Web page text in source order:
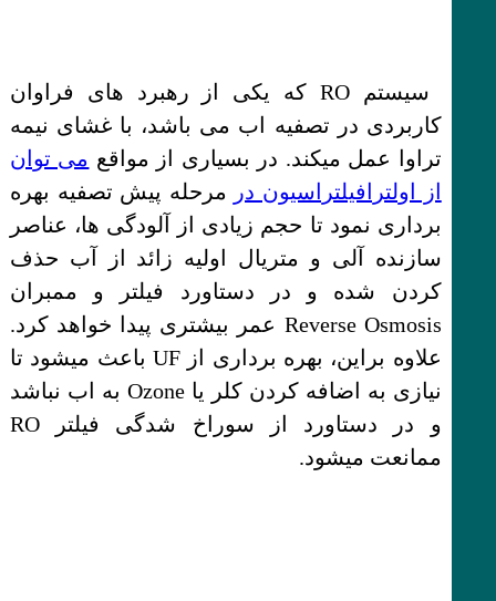
سیستم RO که یکی از رهبرد های فراوان
کاربردی در تصفیه اب می باشد، با غشای نیمه
تراوا عمل میکند. در بسیاری از مواقع می توان
از اولترافیلتراسیون در
مرحله پیش تصفیه بهره
برداری نمود تا حجم زیادی از آلودگی ها، عناصر
سازنده آلی و متریال اولیه زائد از آب حذف
کردن شده و در دستاورد فیلتر و ممبران
Reverse Osmosis عمر بیشتری پیدا خواهد کرد.
علاوه براین، بهره برداری از UF باعث میشود تا
نیازی به اضافه کردن کلر یا Ozone به اب نباشد
و در دستاورد از سوراخ شدگی فیلتر RO
ممانعت میشود.